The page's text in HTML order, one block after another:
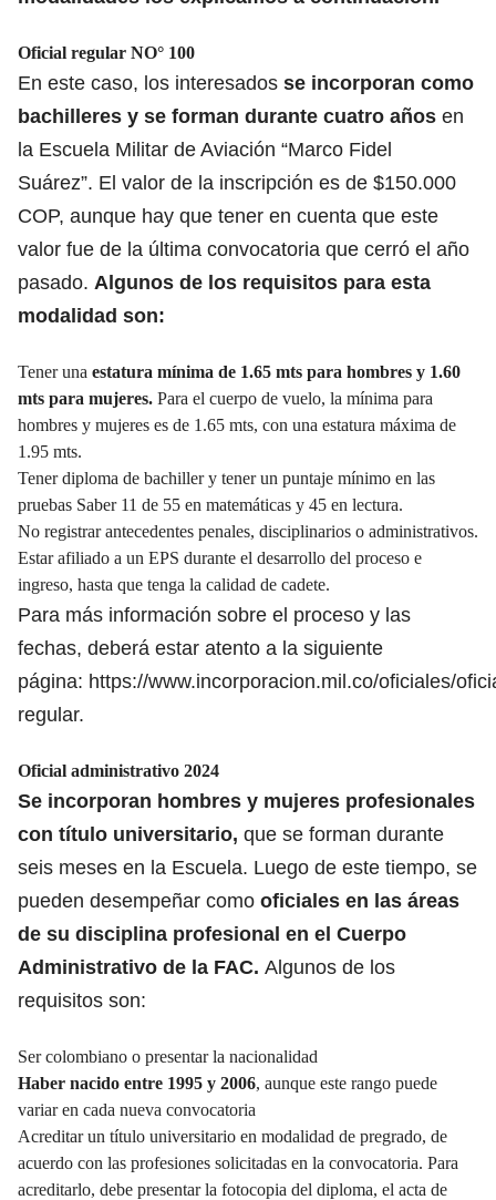
Oficial regular NO° 100
En este caso, los interesados se incorporan como
bachilleres y se forman durante cuatro años en
la Escuela Militar de Aviación “Marco Fidel
Suárez”. El valor de la inscripción es de $150.000
COP, aunque hay que tener en cuenta que este
valor fue de la última convocatoria que cerró el año
pasado. Algunos de los requisitos para esta
modalidad son:
Tener una estatura mínima de 1.65 mts para hombres y 1.60
mts para mujeres. Para el cuerpo de vuelo, la mínima para
hombres y mujeres es de 1.65 mts, con una estatura máxima de
1.95 mts.
Tener diploma de bachiller y tener un puntaje mínimo en las
pruebas Saber 11 de 55 en matemáticas y 45 en lectura.
No registrar antecedentes penales, disciplinarios o administrativos.
Estar afiliado a un EPS durante el desarrollo del proceso e
ingreso, hasta que tenga la calidad de cadete.
Para más información sobre el proceso y las
fechas, deberá estar atento a la siguiente
página: https://www.incorporacion.mil.co/oficiales/
regular.
Oficial administrativo 2024
Se incorporan hombres y mujeres profesionales
con título universitario, que se forman durante
seis meses en la Escuela. Luego de este tiempo, se
pueden desempeñar como oficiales en las áreas
de su disciplina profesional en el Cuerpo
Administrativo de la FAC. Algunos de los
requisitos son:
Ser colombiano o presentar la nacionalidad
Haber nacido entre 1995 y 2006, aunque este rango puede
variar en cada nueva convocatoria
Acreditar un título universitario en modalidad de pregrado, de
acuerdo con las profesiones solicitadas en la convocatoria. Para
acreditarlo, debe presentar la fotocopia del diploma, el acta de